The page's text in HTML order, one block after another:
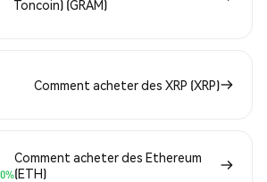
Toncoin) (GRAM)
Comment acheter des XRP (XRP)
Comment acheter des Ethereum
(ETH)